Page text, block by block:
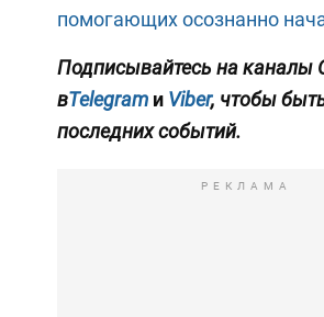
помогающих осознанно
Подписывайтесь на каналы
вTelegramи Viber, чтобы
последних событий.
РЕКЛАМА